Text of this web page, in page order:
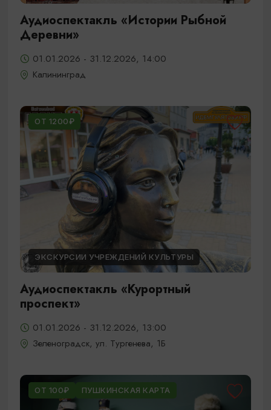
Аудиоспектакль «Истории Рыбной
Деревни»
01.01.2026 - 31.12.2026, 14:00
Калининград
ОТ 1200₽
ЭКСКУРСИИ УЧРЕЖДЕНИЙ КУЛЬТУРЫ
Аудиоспектакль «Курортный
проспект»
01.01.2026 - 31.12.2026, 13:00
Зеленоградск, ул. Тургенева, 1Б
ОТ 100₽ ПУШКИНСКАЯ КАРТА